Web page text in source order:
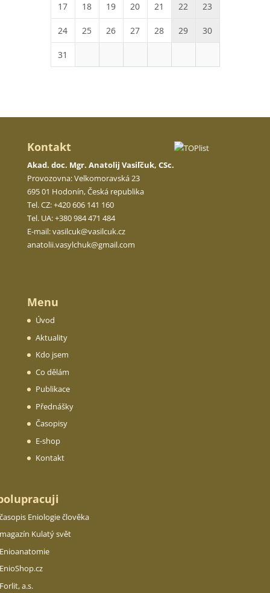
17 18 19 20 21 22 23
24 25 26 27 28 29 30
31
Kontakt
Akad. doc. Mgr. Anatolij Vasiľčuk, CSc.
Provozovna: Velkomoravská 23
695 01 Hodonín, Česká republika
Tel. CZ: +420 606 141 160
Tel. UA: +380 984 471 484
E-mail:vasilcuk@vasilcuk.cz
anatolii.vasylchuk@gmail.com
Menu
Úvod
Aktuality
Kdo jsem
Co dělám
Publikace
Přednášky
Časopisy
E-shop
Kontakt
Eniologie člověka
Kulatý svět
a.s.